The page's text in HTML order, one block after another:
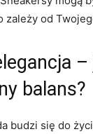
zależy od
–
balans?
budzi się do